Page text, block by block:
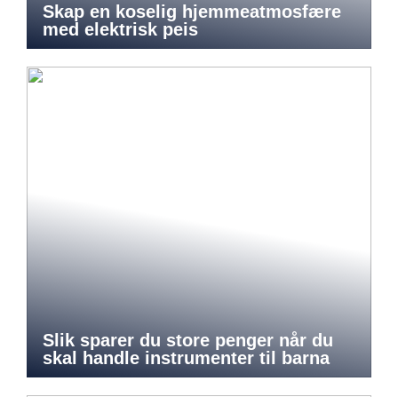
Skap en koselig hjemmeatmosfære
med elektrisk peis
Slik sparer du store penger når du
skal handle instrumenter til barna